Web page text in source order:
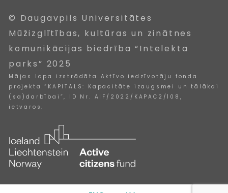
© Daugavpils Universitātes
Mūžizglītības, kultūras un zinātnes
komunikācijas biedrība “Intelekta
parks” 2025
Mājas lapa izstrādāta Aktīvo iedzīvotāju fonda
projekta “KAPITĀLS: Kapacitāte izaugsmei un tālākai
(sa)darbībai”, ID Nr. AIF/2022/KAPAC2/108,
ietvaros.